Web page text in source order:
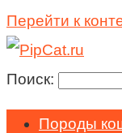
Перейти к
Поиск:
Породы